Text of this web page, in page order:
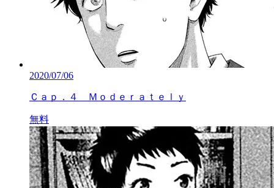
2020/07/06
Ｃａｐ．４ Ｍｏｄｅｒａｔｅｌｙ
無料